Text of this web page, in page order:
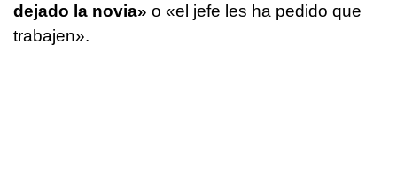
dejado la novia» o «el jefe les ha pedido que
trabajen».